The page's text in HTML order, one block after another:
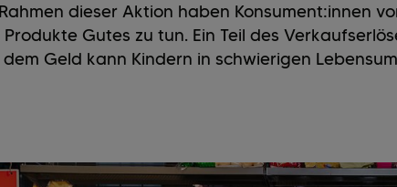
dieser Aktion haben Konsument:innen
Produkte Gutes zu tun. Ein Teil des
dem Geld kann Kindern in schwierigen